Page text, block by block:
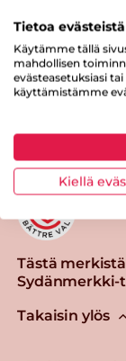
Tulosta sivu
Tästä
Sydänmerkki-
Takaisin ylös
Tietoa evästeistä
Käytämme tällä
mahdollisen
evästeasetuksiasi
käyttämistämme
Kiellä